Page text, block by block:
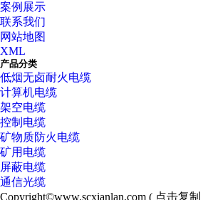
案例展示
联系我们
网站地图
XML
产品分类
低烟无卤耐火电缆
计算机电缆
架空电缆
控制电缆
矿物质防火电缆
矿用电缆
屏蔽电缆
通信光缆
Copyright©www.scxianlan.com ( 点击复制